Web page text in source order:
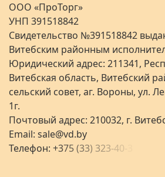
ООО «ПроТорг»
УНП 391518842
Свидетельство №391518842
Витебским районным
Юридический адрес: 211341,
Витебская область, Витебский
сельский совет, аг. Вороны, ул.
1г.
Почтовый адрес: 210032, г.
Email:sale@vd.by
Телефон:+375(33) 323-40-